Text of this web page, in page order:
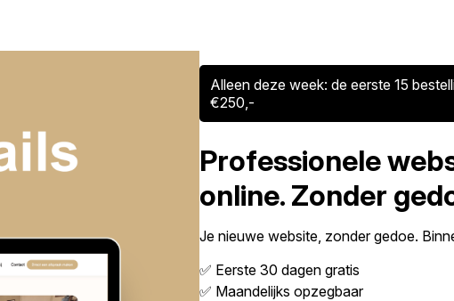
Alleen deze week: de eerste 15
€250,-
Professionele
online. Zonder
Je nieuwe website, zonder gedoe.
✅ Eerste 30 dagen gratis
✅ Maandelijks opzegbaar